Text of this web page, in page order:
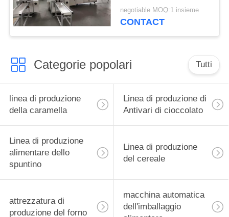
maschera che fa la
linea di produzione
negotiable MOQ:1 insieme
CONTACT
Categorie popolari Tutti
linea di produzione
della caramella
Linea di produzione di
Antivari di cioccolato
Linea di produzione
alimentare dello
spuntino
Linea di produzione
del cereale
attrezzatura di
produzione del forno
macchina automatica
dell'imballaggio